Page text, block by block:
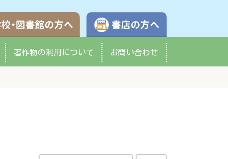
学校・図書館の方へ
著作物の利用について お問い合わせ